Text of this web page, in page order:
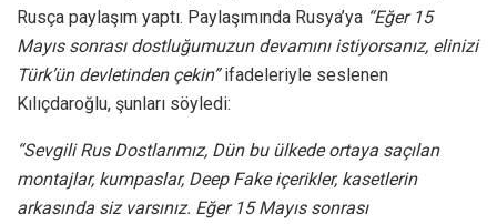
Rusça paylaşım yaptı. Paylaşımında Rusya’ya “Eğer 15
Mayıs sonrası dostluğumuzun devamını istiyorsanız, elinizi
Türk’ün devletinden çekin”ifadeleriyle seslenen
Kılıçdaroğlu, şunları söyledi:
“Sevgili Rus Dostlarımız, Dün bu ülkede ortaya saçılan
montajlar, kumpaslar, Deep Fake içerikler, kasetlerin
arkasında siz varsınız. Eğer 15 Mayıs sonrası